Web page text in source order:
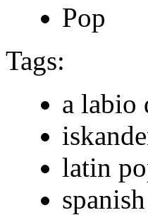
Pop
Tags:
a labio
latin